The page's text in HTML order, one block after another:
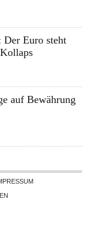
Der Euro steht
auf Bewährung